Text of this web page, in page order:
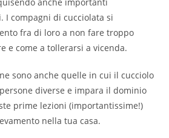
I compagni di cucciolata si
fra di loro a non fare troppo
e come a tollerarsi a vicenda.
sono anche quelle in cui il cucciolo
diverse e impara il dominio
prime lezioni (importantissime!)
nella tua casa.